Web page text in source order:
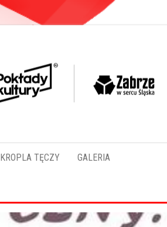
KROPLA TĘCZY GALERIA